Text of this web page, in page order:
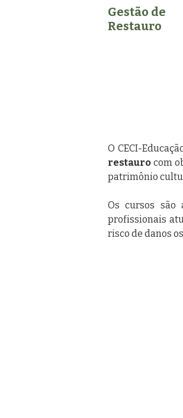
Gestão de
Restauro
O CECI-
restauro com
patrimônio
Os cursos são
profissionais
risco de danos